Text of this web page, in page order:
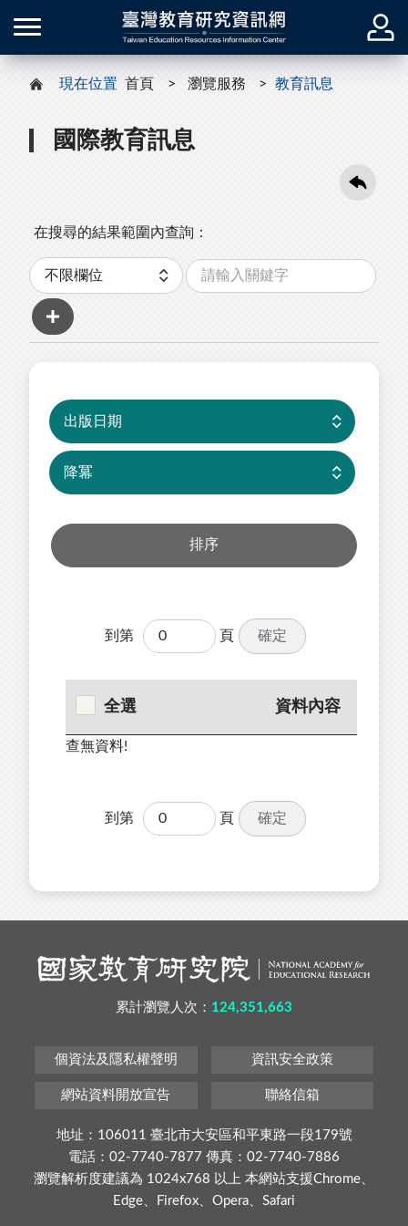
現在位置 首頁 瀏覽服務 教育訊息
國際教育訊息
在搜尋的結果範圍內查詢：
分
類
關
字
到第 頁 確定
全選 資料內容
查無資料!
到第 頁 確定
累計瀏覽人次： 124,351,663
個資法及隱私權聲明 資訊安全政策
網站資料開放宣告 聯絡信箱
地址：106011 臺北市大安區和平東路一段179號
電話：02-7740-7877 傳真：02-7740-7886
瀏覽解析度建議為 1024x768 以上 本網站支援Chrome、
Edge、Firefox、Opera、Safari